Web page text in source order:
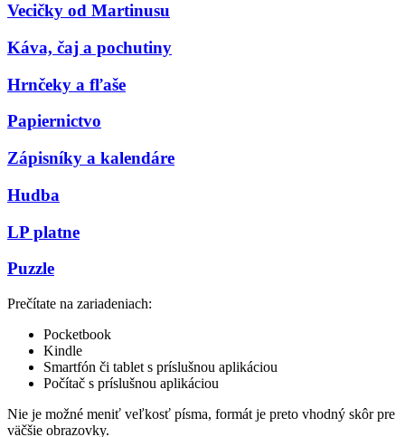
Vecičky od Martinusu
Káva, čaj a pochutiny
Hrnčeky a fľaše
Papiernictvo
Zápisníky a kalendáre
Hudba
LP platne
Puzzle
Prečítate na zariadeniach:
Pocketbook
Kindle
Smartfón či tablet s príslušnou aplikáciou
Počítač s príslušnou aplikáciou
Nie je možné meniť veľkosť písma, formát je preto vhodný skôr pre
väčšie obrazovky.